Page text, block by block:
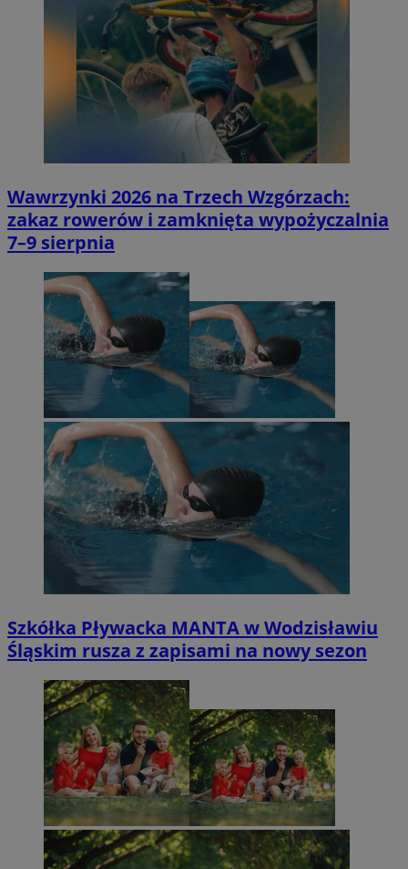
Wawrzynki 2026 na Trzech Wzgórzach:
zakaz rowerów i zamknięta wypożyczalnia
7–9 sierpnia
Szkółka Pływacka MANTA w Wodzisławiu
Śląskim rusza z zapisami na nowy sezon